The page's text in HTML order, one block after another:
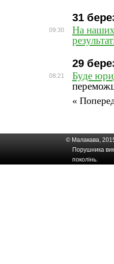
31
09:30
На наших
29
08:21 Буде
«
© Малакава,
Порушника
поколінь.